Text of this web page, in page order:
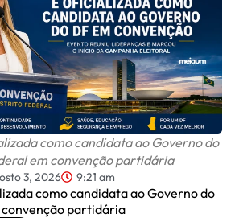
como candidata ao Governo do
em convenção partidária
3, 2026 9:21 am
como candidata ao Governo do
partidária